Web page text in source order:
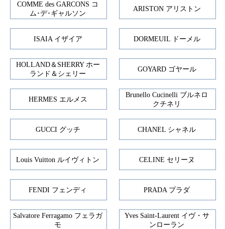
COMME des GARCONS コ
ム･デ･ギャルソン
ARISTON アリストン
ISAIA イザイア DORMEUIL ドーメル
HOLLAND＆SHERRY ホー
ランド＆シェリー
GOYARD ゴヤール
HERMES エルメス
Brunello Cucinelli ブルネロ
クチネリ
GUCCI グッチ CHANEL シャネル
Louis Vuitton ルイヴィトン CELINE セリーヌ
FENDI フェンディ PRADA プラダ
Salvatore Ferragamo フェラガ
モ
Yves Saint-Laurent イヴ・サ
ンローラン